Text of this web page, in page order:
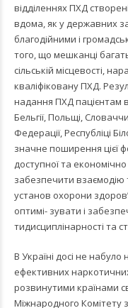
відділеннях ПХД
вдома, як у державних
благодійними і
того, що мешканці
сільській місцевості,
кваліфіковану ПХД.
надання ПХД пацієнтам
Бельгії, Польщі,
Федерації, Республіці
значне поширення цієї
доступної та
забезпечити взаємодію
установ охорони
оптимі- зувати і
тидисциплінарності та
В Україні досі не
ефективних
розвинутими країнами
Міжнародного